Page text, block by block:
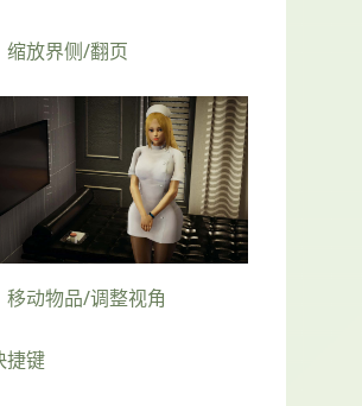
缩放界侧/翻页
移动物品/调整视角
捷键